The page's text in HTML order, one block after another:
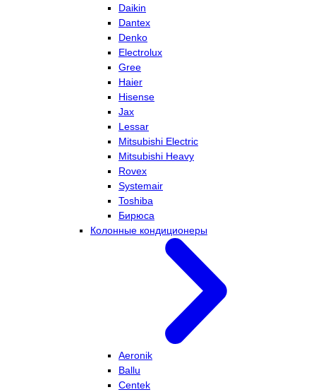
Daikin
Dantex
Denko
Electrolux
Gree
Haier
Hisense
Jax
Lessar
Mitsubishi Electric
Mitsubishi Heavy
Rovex
Systemair
Toshiba
Бирюса
Колонные кондиционеры
Aeronik
Ballu
Centek